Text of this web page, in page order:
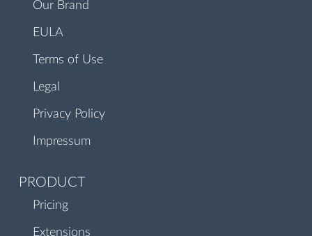
Our Brand
EULA
Terms of Use
Legal
Privacy Policy
Impressum
PRODUCT
Pricing
Extensions